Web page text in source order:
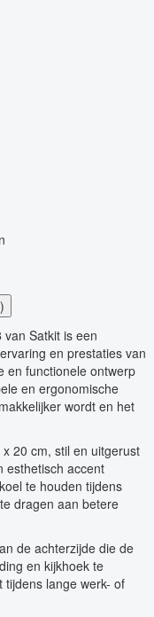
van Satkit is een
en prestaties van
en functionele ontwerp
en ergonomische
wordt en het
20 cm, stil en uitgerust
esthetisch accent
te houden tijdens
dragen aan betere
de achterzijde die de
en kijkhoek te
lange werk- of